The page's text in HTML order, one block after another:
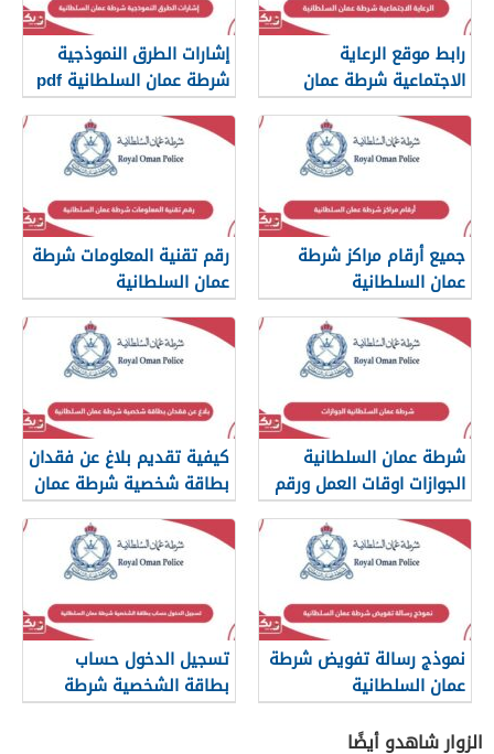
رابط موقع الرعاية
الاجتماعية شرطة عمان
السلطانية
إشارات الطرق النموذجية
شرطة عمان السلطانية pdf
جميع أرقام مراكز شرطة
عمان السلطانية
رقم تقنية المعلومات شرطة
عمان السلطانية
شرطة عمان السلطانية
الجوازات اوقات العمل ورقم
التواصل
كيفية تقديم بلاغ عن فقدان
بطاقة شخصية شرطة عمان
السلطانية
نموذج رسالة تفويض شرطة
عمان السلطانية
تسجيل الدخول حساب
بطاقة الشخصية شرطة
عمان السلطانية
الزوار شاهدو أيضًا